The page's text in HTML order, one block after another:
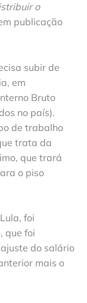
o
publicação
subir de
em
Bruto
no país).
de trabalho
trata da
que trará
o piso
foi
que foi
do salário
mais o